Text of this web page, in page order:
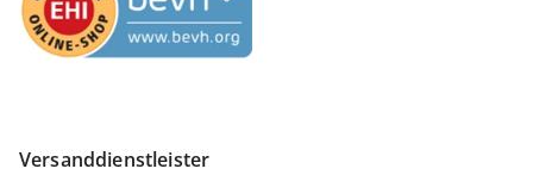
Versanddienstleister